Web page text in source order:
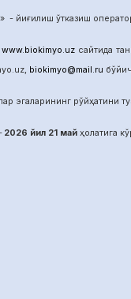
- йиғилиш ўтказиш
www.biokimyo.uzсайтида
biokimyo@mail.ru
эгаларининг рўйҳатини
2026 йил 21 майҳолатига